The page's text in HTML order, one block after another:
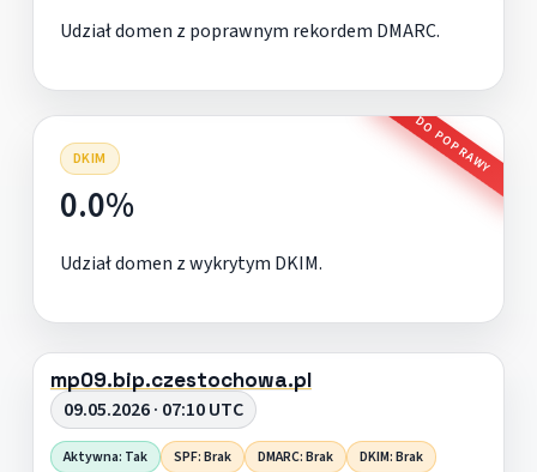
Udział domen z poprawnym rekordem DMARC.
DKIM DO POPRAWY
0.0%
Udział domen z wykrytym DKIM.
mp09.bip.czestochowa.pl
09.05.2026 · 07:10 UTC
Aktywna: Tak SPF: Brak DMARC: Brak DKIM: Brak